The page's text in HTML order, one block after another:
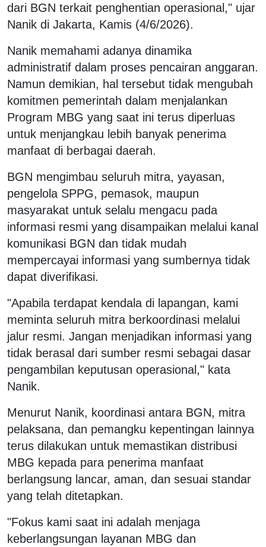
dari BGN terkait penghentian operasional," ujar
Nanik di Jakarta, Kamis (4/6/2026).
Nanik memahami adanya dinamika
administratif dalam proses pencairan anggaran.
Namun demikian, hal tersebut tidak mengubah
komitmen pemerintah dalam menjalankan
Program MBG yang saat ini terus diperluas
untuk menjangkau lebih banyak penerima
manfaat di berbagai daerah.
BGN mengimbau seluruh mitra, yayasan,
pengelola SPPG, pemasok, maupun
masyarakat untuk selalu mengacu pada
informasi resmi yang disampaikan melalui kanal
komunikasi BGN dan tidak mudah
mempercayai informasi yang sumbernya tidak
dapat diverifikasi.
"Apabila terdapat kendala di lapangan, kami
meminta seluruh mitra berkoordinasi melalui
jalur resmi. Jangan menjadikan informasi yang
tidak berasal dari sumber resmi sebagai dasar
pengambilan keputusan operasional," kata
Nanik.
Menurut Nanik, koordinasi antara BGN, mitra
pelaksana, dan pemangku kepentingan lainnya
terus dilakukan untuk memastikan distribusi
MBG kepada para penerima manfaat
berlangsung lancar, aman, dan sesuai standar
yang telah ditetapkan.
"Fokus kami saat ini adalah menjaga
keberlangsungan layanan MBG dan